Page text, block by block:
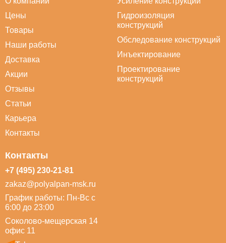
Цены
Товары
Наши работы
Доставка
Акции
Отзывы
Статьи
Карьера
Контакты
Гидроизоляция
конструкций
Обследование конструкций
Инъектирование
Проектирование
конструкций
Контакты
+7 (495) 230-21-81
zakaz@polyalpan-msk.ru
График работы: Пн-Вс с
6:00 до 23:00
Соколово-мещерская 14
офис 11